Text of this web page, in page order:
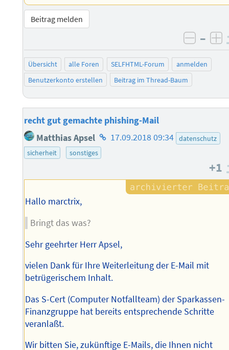
Beitrag melden
–
Übersicht alle Foren SELFHTML-Forum
anmelden
Benutzerkonto erstellen
Beitrag im Thread-Baum
recht gut gemachte phishing-Mail
Matthias Apsel Homepage
des
17.09.2018 09:34 datenschutz
sicherheit
sonstiges
+1
Hallo marctrix,
Bringt das was?
Sehr geehrter Herr Apsel,
vielen Dank für Ihre Weiterleitung der E-Mail mit
betrügerischem Inhalt.
Das S-Cert (Computer Notfallteam) der Sparkassen-
Finanzgruppe hat bereits entsprechende Schritte
veranlaßt.
Wir bitten Sie, zukünftige E-Mails, die Ihnen nicht